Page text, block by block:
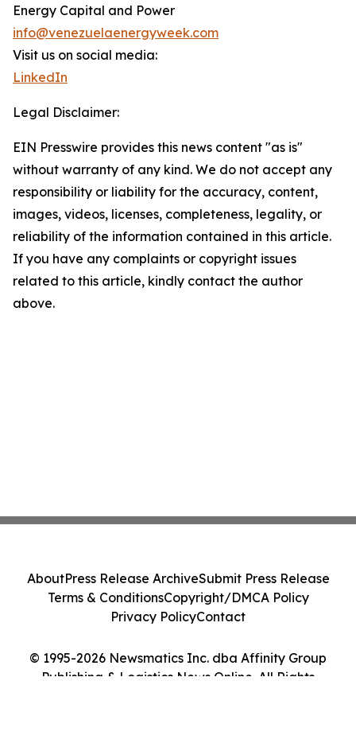
Energy Capital and Power
info@venezuelaenergyweek.com
Visit us on social media:
LinkedIn
Legal Disclaimer:
EIN Presswire provides this news content "as is"
without warranty of any kind. We do not accept any
responsibility or liability for the accuracy, content,
images, videos, licenses, completeness, legality, or
reliability of the information contained in this article.
If you have any complaints or copyright issues
related to this article, kindly contact the author
above.
© 1995-2026 Newsmatics Inc. dba Affinity Group
Publishing & Logistics News Online. All Rights
AboutPress Release ArchiveSubmit Press Release
Terms & ConditionsCopyright/DMCA Policy
Privacy PolicyContact